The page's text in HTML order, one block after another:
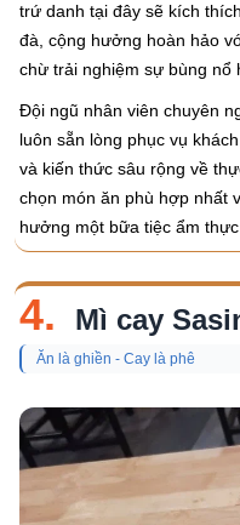
trứ danh tại đây sẽ kích
đà, cộng hưởng hoàn hảo
chừ trải nghiệm sự bùng nổ
Đội ngũ nhân viên chuyên
luôn sẵn lòng phục vụ
và kiến thức sâu rộng về
chọn món ăn phù hợp nhất
hưởng một bữa tiệc ẩm
4. Mì cay
Ăn là ghiền - Cay là phê